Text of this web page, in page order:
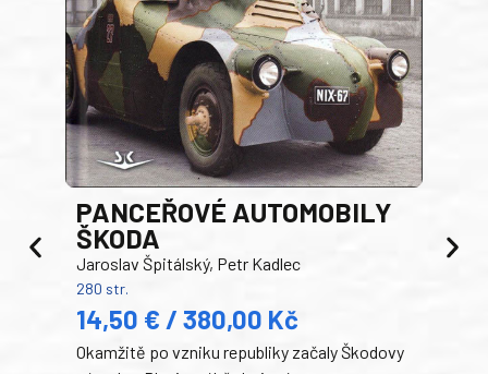
PANCEŘOVÉ AUTOMOBILY
ŠKODA
Jaroslav Špitálský, Petr Kadlec
280 str.
14,50 € / 380,00 Kč
Okamžitě po vzniku republiky začaly Škodovy